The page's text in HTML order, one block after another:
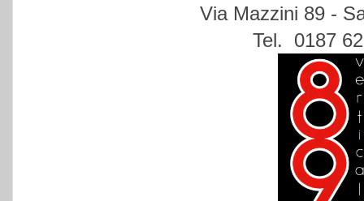
Via Mazzini 89 -
Tel. 0187